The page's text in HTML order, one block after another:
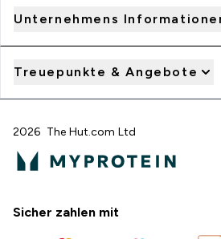
Unternehmens
Treuepunkte & Angebote
2026 The Hut.com Ltd
Sicher zahlen mit